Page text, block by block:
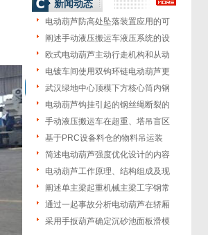
新闻动态
电动葫芦防高处坠落装置应用的可
阐述手动液压搬运车液压系统的设
欧式电动葫芦主动行走机构和从动
电镀车间使用双钩环链电动葫芦更
武汉绿地中心顶模下方核心筒内钢
电动葫芦钩挂引起的钢丝绳断裂的
手动液压搬运车在超重、塔吊盲区
基于PRC设备料仓的物料吊运装
简述电动葫芦强度优化设计的内容
电动葫芦工作原理、结构组成及现
阐述单主梁起重机械主梁工字钢常
通过一起事故分析电动葫芦在轿厢
采用手扳葫芦确定沉砂池面板滑模